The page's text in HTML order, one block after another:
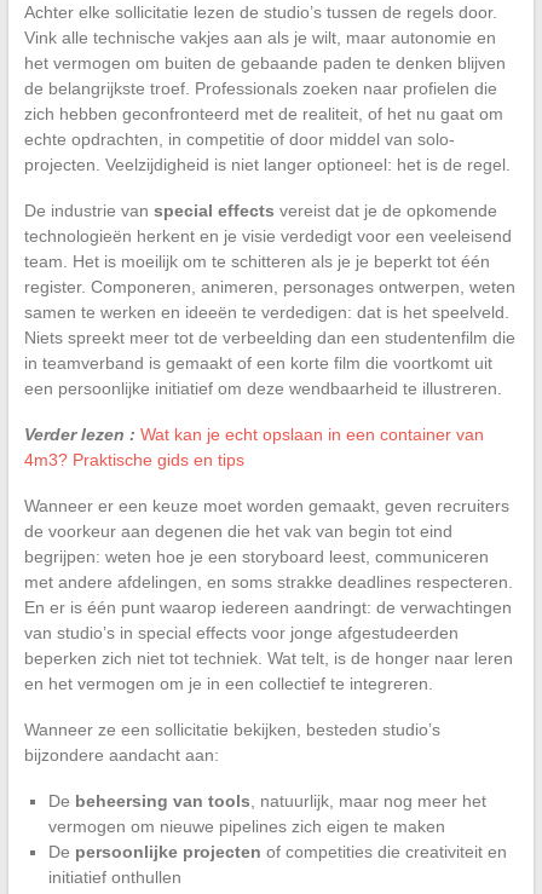
Achter elke sollicitatie lezen de studio’s tussen de regels door.
Vink alle technische vakjes aan als je wilt, maar autonomie en
het vermogen om buiten de gebaande paden te denken blijven
de belangrijkste troef. Professionals zoeken naar profielen die
zich hebben geconfronteerd met de realiteit, of het nu gaat om
echte opdrachten, in competitie of door middel van solo-
projecten. Veelzijdigheid is niet langer optioneel: het is de regel.
De industrie van special effects vereist dat je de opkomende
technologieën herkent en je visie verdedigt voor een veeleisend
team. Het is moeilijk om te schitteren als je je beperkt tot één
register. Componeren, animeren, personages ontwerpen, weten
samen te werken en ideeën te verdedigen: dat is het speelveld.
Niets spreekt meer tot de verbeelding dan een studentenfilm die
in teamverband is gemaakt of een korte film die voortkomt uit
een persoonlijke initiatief om deze wendbaarheid te illustreren.
Verder lezen : Wat kan je echt opslaan in een container van
4m3? Praktische gids en tips
Wanneer er een keuze moet worden gemaakt, geven recruiters
de voorkeur aan degenen die het vak van begin tot eind
begrijpen: weten hoe je een storyboard leest, communiceren
met andere afdelingen, en soms strakke deadlines respecteren.
En er is één punt waarop iedereen aandringt: de verwachtingen
van studio’s in special effects voor jonge afgestudeerden
beperken zich niet tot techniek. Wat telt, is de honger naar leren
en het vermogen om je in een collectief te integreren.
Wanneer ze een sollicitatie bekijken, besteden studio’s
bijzondere aandacht aan:
De beheersing van tools , natuurlijk, maar nog meer het
vermogen om nieuwe pipelines zich eigen te maken
De persoonlijke projecten of competities die creativiteit en
initiatief onthullen